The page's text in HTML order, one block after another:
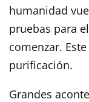
humanidad
pruebas para
comenzar.
purificación.
Grandes